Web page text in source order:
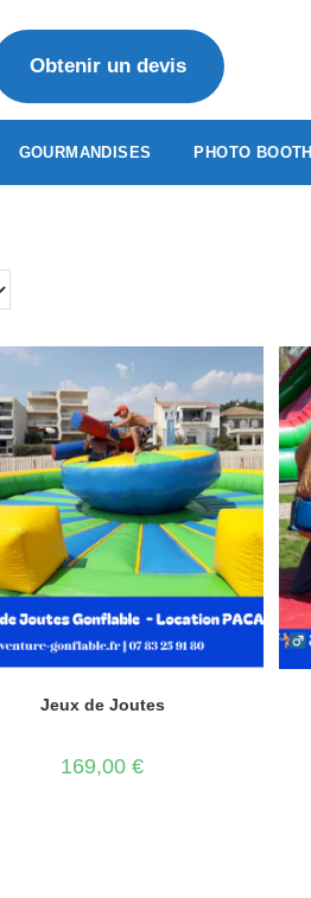
Obtenir un devis
GOURMANDISES PHOTO BOOTH
Jeux de Joutes
169,00€